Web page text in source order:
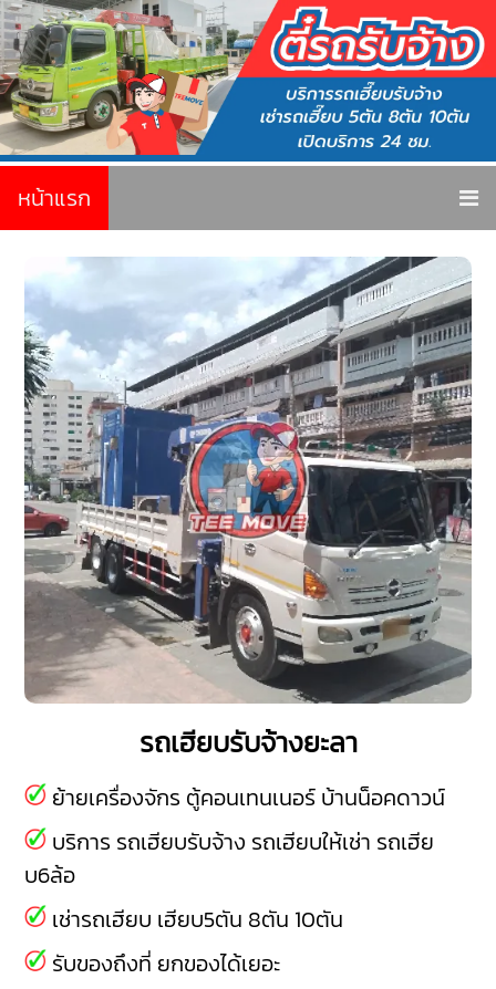
หน้าแรก
รถเฮียบรับจ้างยะลา
ย้ายเครื่องจักร ตู้คอนเทนเนอร์ บ้านน็อคดาวน์
บริการ รถเฮียบรับจ้าง รถเฮียบให้เช่า รถเฮีย
บ6ล้อ
เช่ารถเฮียบ เฮียบ5ตัน 8ตัน 10ตัน
รับของถึงที่ ยกของได้เยอะ